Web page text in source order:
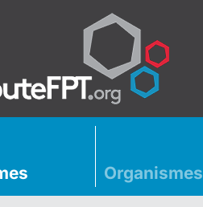
Organismes